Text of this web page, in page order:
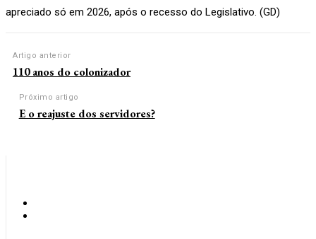
apreciado só em 2026, após o recesso do Legislativo. (GD)
Artigo anterior
110 anos do colonizador
Próximo artigo
E o reajuste dos servidores?